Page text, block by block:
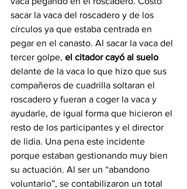
sacar la vaca del roscadero y de los
círculos ya que estaba centrada en
pegar en el canasto. Al sacar la vaca del
tercer golpe, el citador cayó al suelo
delante de la vaca lo que hizo que sus
compañeros de cuadrilla soltaran el
roscadero y fueran a coger la vaca y
ayudarle, de igual forma que hicieron el
resto de los participantes y el director
de lidia. Una pena este incidente
porque estaban gestionando muy bien
su actuación. Al ser un “abandono
voluntario”, se contabilizaron un total